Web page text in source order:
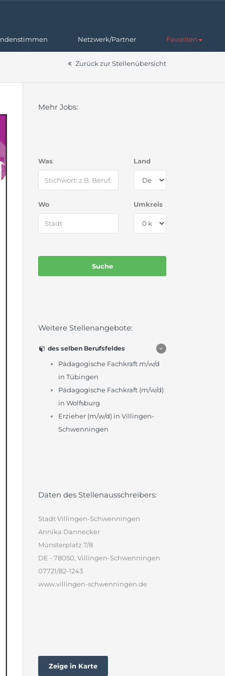
Netzwerk/Partner Favoriten
Zurück zur Stellenübersicht
Mehr Jobs:
Was Land
Wo Umkreis
Weitere Stellenangebote:
des selben Berufsfeldes
Pädagogische Fachkraft m/w/d
in Tübingen
Pädagogische Fachkraft (m/w/d)
in Wolfsburg
Erzieher (m/w/d) in Villingen-
Schwenningen
Daten des Stellenausschreibers:
Stadt Villingen-Schwenningen
Annika Dannecker
Münsterplatz 7/8
DE - 78050, Villingen-Schwenningen
07721/82-1243
www.villingen-schwenningen.de
Zeige in Karte